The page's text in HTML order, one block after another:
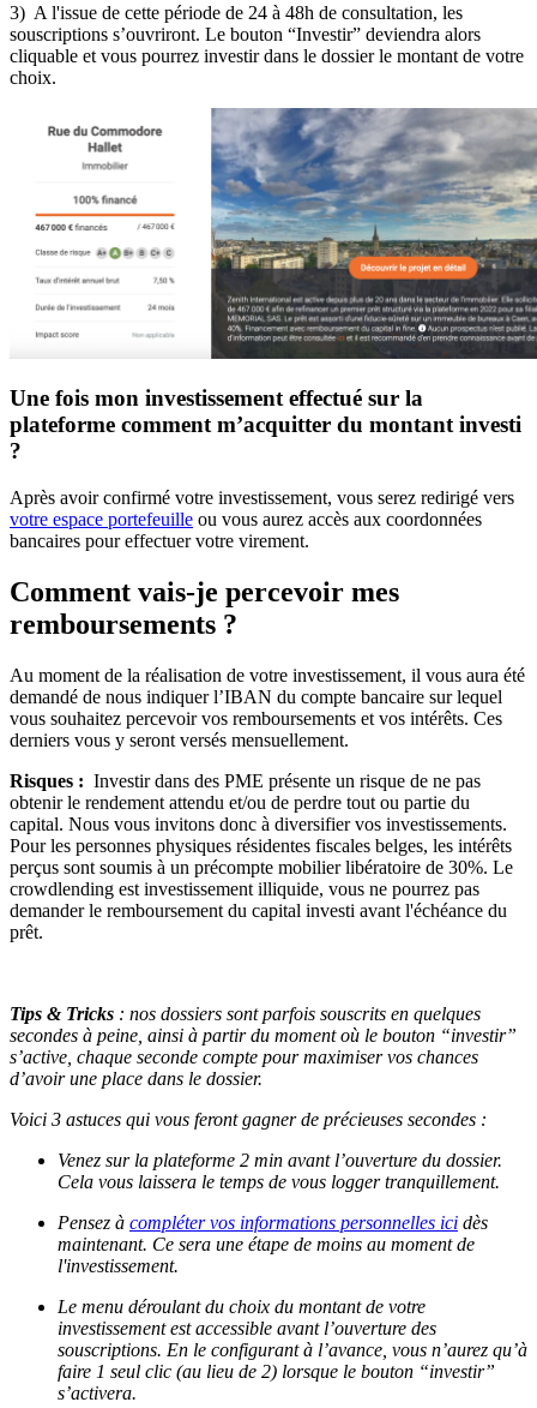
3) A l'issue de cette période de 24 à 48h de consultation, les
souscriptions s’ouvriront. Le bouton “Investir” deviendra alors
cliquable et vous pourrez investir dans le dossier le montant de votre
choix.
Une fois mon investissement effectué sur la
plateforme comment m’acquitter du montant investi
?
Après avoir confirmé votre investissement, vous serez redirigé vers
votre espace portefeuille ou vous aurez accès aux coordonnées
bancaires pour effectuer votre virement.
Comment vais-je percevoir mes
remboursements ?
Au moment de la réalisation de votre investissement, il vous aura été
demandé de nous indiquer l’IBAN du compte bancaire sur lequel
vous souhaitez percevoir vos remboursements et vos intérêts. Ces
derniers vous y seront versés mensuellement.
Risques : Investir dans des PME présente un risque de ne pas
obtenir le rendement attendu et/ou de perdre tout ou partie du
capital. Nous vous invitons donc à diversifier vos investissements.
Pour les personnes physiques résidentes fiscales belges, les intérêts
perçus sont soumis à un précompte mobilier libératoire de 30%. Le
crowdlending est investissement illiquide, vous ne pourrez pas
demander le remboursement du capital investi avant l'échéance du
prêt.
Tips & Tricks : nos dossiers sont parfois souscrits en quelques
secondes à peine, ainsi à partir du moment où le bouton “investir”
s’active, chaque seconde compte pour maximiser vos chances
d’avoir une place dans le dossier.
Voici 3 astuces qui vous feront gagner de précieuses secondes :
Venez sur la plateforme 2 min avant l’ouverture du dossier.
Cela vous laissera le temps de vous logger tranquillement.
Pensez à compléter vos informations personnelles ici dès
maintenant. Ce sera une étape de moins au moment de
l'investissement.
Le menu déroulant du choix du montant de votre
investissement est accessible avant l’ouverture des
souscriptions. En le configurant à l’avance, vous n’aurez qu’à
faire 1 seul clic (au lieu de 2) lorsque le bouton “investir”
s’activera.